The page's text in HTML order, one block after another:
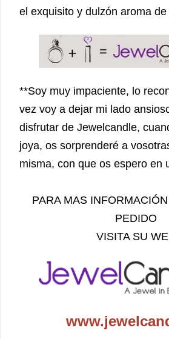
el exquisito y dulzón aroma de
**Soy muy impaciente, lo
vez voy a dejar mi lado
disfrutar de Jewelcandle,
joya, os sorprenderé a
misma, con que os espero
PARA MAS
PEDIDO
VISITA SU